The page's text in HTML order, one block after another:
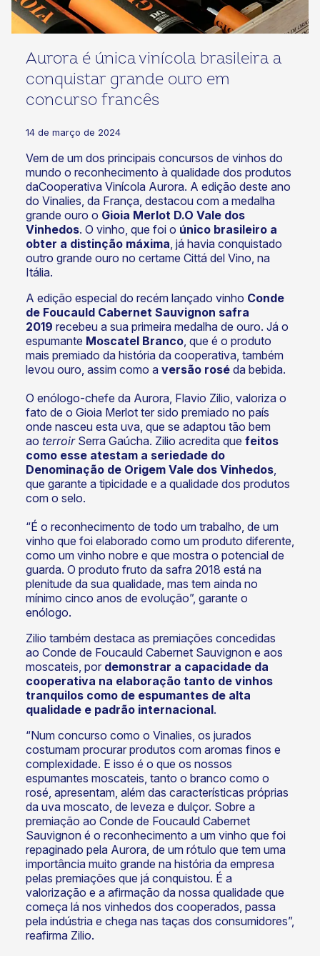
Aurora é única vinícola brasileira a
conquistar grande ouro em
concurso francês
14 de março de 2024
Vem de um dos principais concursos de vinhos do
mundo o reconhecimento à qualidade dos produtos
daCooperativa Vinícola Aurora. A edição deste ano
do Vinalies, da França, destacou com a medalha
grande ouro o Gioia Merlot D.O Vale dos
Vinhedos. O vinho, que foi o único brasileiro a
obter a distinção máxima, já havia conquistado
outro grande ouro no certame Cittá del Vino, na
Itália.
A edição especial do recém lançado vinho Conde
de Foucauld Cabernet Sauvignon safra
2019 recebeu a sua primeira medalha de ouro. Já o
espumante Moscatel Branco, que é o produto
mais premiado da história da cooperativa, também
levou ouro, assim como a versão rosé da bebida.
O enólogo-chefe da Aurora, Flavio Zilio, valoriza o
fato de o Gioia Merlot ter sido premiado no país
onde nasceu esta uva, que se adaptou tão bem
ao terroirSerra Gaúcha. Zilio acredita que feitos
como esse atestam a seriedade do
Denominação de Origem Vale dos Vinhedos,
que garante a tipicidade e a qualidade dos produtos
com o selo.
“É o reconhecimento de todo um trabalho, de um
vinho que foi elaborado como um produto diferente,
como um vinho nobre e que mostra o potencial de
guarda. O produto fruto da safra 2018 está na
plenitude da sua qualidade, mas tem ainda no
mínimo cinco anos de evolução”, garante o
enólogo.
Zilio também destaca as premiações concedidas
ao Conde de Foucauld Cabernet Sauvignon e aos
moscateis, por demonstrar a capacidade da
cooperativa na elaboração tanto de vinhos
tranquilos como de espumantes de alta
qualidade e padrão internacional.
“Num concurso como o Vinalies, os jurados
costumam procurar produtos com aromas finos e
complexidade. E isso é o que os nossos
espumantes moscateis, tanto o branco como o
rosé, apresentam, além das características próprias
da uva moscato, de leveza e dulçor. Sobre a
premiação ao Conde de Foucauld Cabernet
Sauvignon é o reconhecimento a um vinho que foi
repaginado pela Aurora, de um rótulo que tem uma
importância muito grande na história da empresa
pelas premiações que já conquistou. É a
valorização e a afirmação da nossa qualidade que
começa lá nos vinhedos dos cooperados, passa
pela indústria e chega nas taças dos consumidores”,
reafirma Zilio.